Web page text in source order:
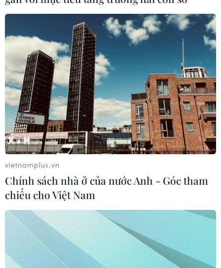
huyện Mường Chà, tỉnh Điện Biên rủ nhau hái và ăn thử
lá ngón, 2 cháu trong số đó đã tử vong.
vietnamplus.vn
Chính sách nhà ở của nước Anh - Góc tham
chiếu cho Việt Nam